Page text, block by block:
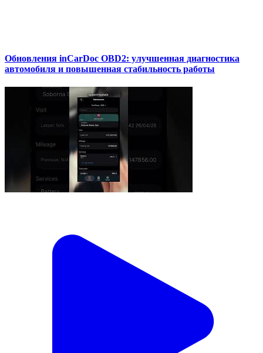
Обновления inCarDoc OBD2: улучшенная диагностика
автомобиля и повышенная стабильность работы